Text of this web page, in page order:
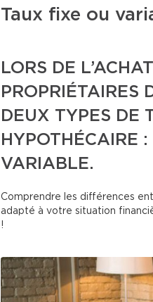
Taux fixe ou
LORS DE
PROPRIÉTAIRES
DEUX TYPES DE
HYPOTHÉCAIRE
VARIABLE.
Comprendre les différences
adapté à votre situation
!